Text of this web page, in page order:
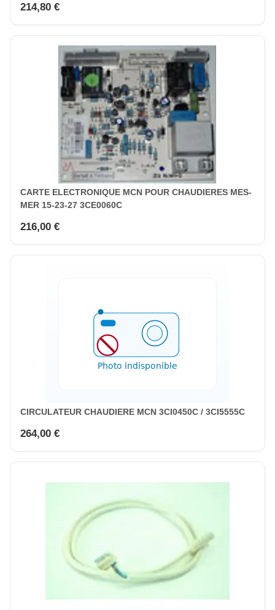
214,80 €
CARTE ELECTRONIQUE MCN POUR CHAUDIERES MES-
MER 15-23-27 3CE0060C
216,00 €
CIRCULATEUR CHAUDIERE MCN 3CI0450C / 3CI5555C
264,00 €